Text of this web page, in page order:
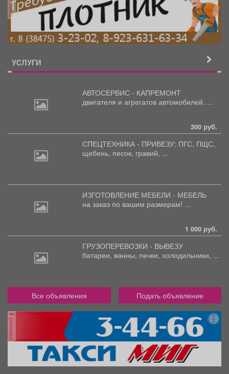
реклама
УСЛУГИ
АВТОСЕРВИС - КАПРЕМОНТ
двигателя и агрегатов автомобилей. ...
300 руб.
СПЕЦТЕХНИКА - ПРИВЕЗУ: ПГС, ПЩС,
щебень, песок, гравий, ...
ИЗГОТОВЛЕНИЕ МЕБЕЛИ - МЕБЕЛЬ
на заказ по вашим размерам! ...
1 000 руб.
ГРУЗОПЕРЕВОЗКИ - ВЫВЕЗУ
батареи, ванны, печки, холодильники, ...
Все объявления Подать объявление
реклама